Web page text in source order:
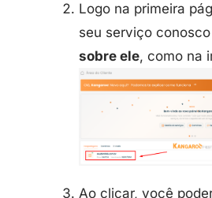
Logo na primeira
seu serviço
sobre ele, como na
Ao clicar, você